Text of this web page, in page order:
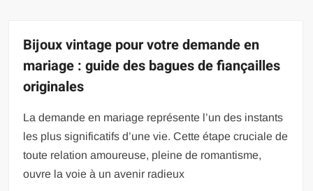
Bijoux vintage pour votre demande en
mariage : guide des bagues de fiançailles
originales
La demande en mariage représente l’un des instants
les plus significatifs d’une vie. Cette étape cruciale de
toute relation amoureuse, pleine de romantisme,
ouvre la voie à un avenir radieux